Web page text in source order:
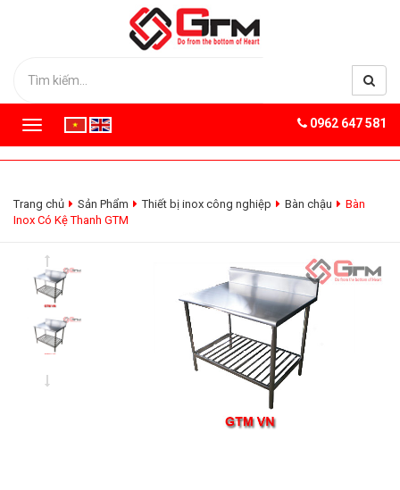
T
o
g
e
0962 647 581
Trang chủ Sản Phẩm Thiết bị inox công nghiệp Bàn chậu
Bàn
Inox Có Kệ Thanh GTM